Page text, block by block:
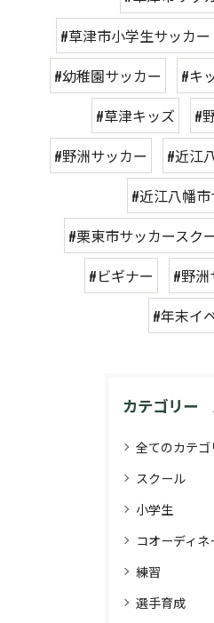
#草津市小学生サッカー
#幼稚園サッカー
#キ
#草津キッズ
#
#野洲サッカー
#近江
#近江八幡
#栗東市サッカースク
#ビギナー
#野
#年末イ
カテゴリー
全てのカテゴ
スクール
小学生
コオーディ
練習
選手育成